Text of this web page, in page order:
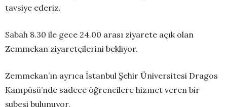
tavsiye ederiz.
Sabah 8.30 ile gece 24.00 arası ziyarete açık olan
Zemmekan ziyaretçilerini bekliyor.
Zemmekan’ın ayrıca İstanbul Şehir Üniversitesi Dragos
Kampüsü’nde sadece öğrencilere hizmet veren bir
şubesi bulunuyor.